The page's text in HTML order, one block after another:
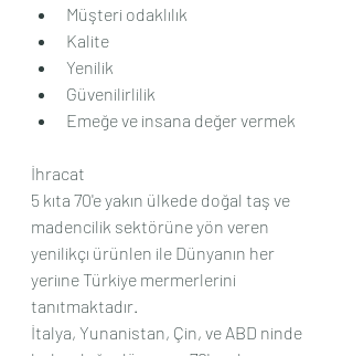
Müşteri odaklılık
Kalite
Yenilik
Güvenilirlilik
Emeğe ve insana değer vermek
İhracat
5 kıta 70'e yakın ülkede doğal taş ve
madencilik sektörüne yön veren
yenilikçı ürünlen ile Dünyanın her
yeriıne Türkiye mermerlerini
tanıtmaktadır.
İtalya, Yunanistan, Çin, ve ABD ninde